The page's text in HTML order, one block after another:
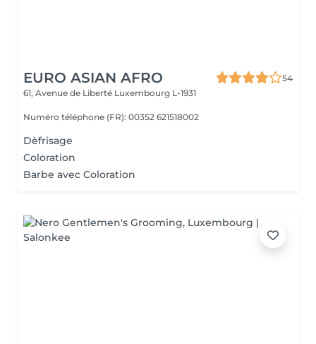
EURO ASIAN AFRO
54
61, Avenue de Liberté Luxembourg L-1931
Numéro téléphone (FR): 00352 621518002
Dèfrisage
Coloration
Barbe avec Coloration